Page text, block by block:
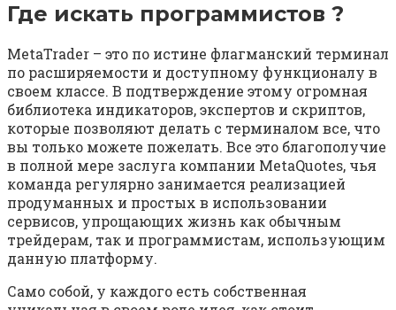
Где искать программистов ?
MetaTrader – это по истине флагманский терминал
по расширяемости и доступному функционалу в
своем классе. В подтверждение этому огромная
библиотека индикаторов, экспертов и скриптов,
которые позволяют делать с терминалом все, что
вы только можете пожелать. Все это благополучие
в полной мере заслуга компании MetaQuotes, чья
команда регулярно занимается реализацией
продуманных и простых в использовании
сервисов, упрощающих жизнь как обычным
трейдерам, так и программистам, использующим
данную платформу.
Само собой, у каждого есть собственная